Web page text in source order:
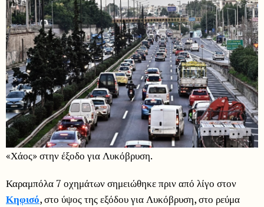
«Χάος» στην έξοδο για Λυκόβρυση.
Καραμπόλα 7 οχημάτων σημειώθηκε πριν από λίγο στον
Κηφισό, στο ύψος της εξόδου για Λυκόβρυση, στο ρεύμα